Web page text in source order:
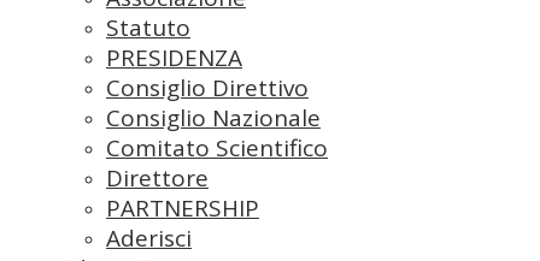
Statuto
PRESIDENZA
Consiglio Direttivo
Consiglio Nazionale
Comitato Scientifico
Direttore
PARTNERSHIP
Aderisci